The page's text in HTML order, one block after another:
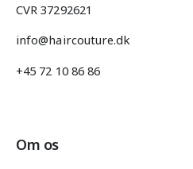
CVR 37292621
info@haircouture.dk
+45 72 10 86 86
Om os